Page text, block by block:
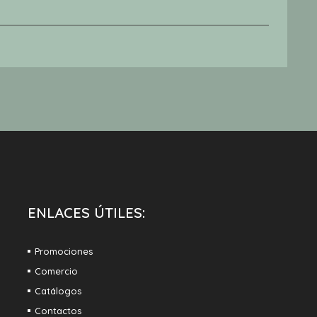
ENLACES ÚTILES:
Promociones
Comercio
Catálogos
Contactos